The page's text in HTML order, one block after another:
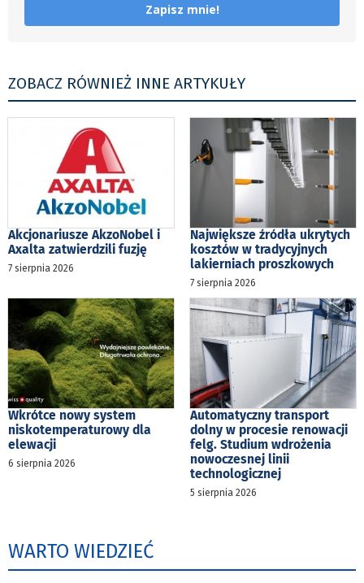
Zapisz mnie!
ZOBACZ RÓWNIEŻ INNE ARTYKUŁY
Akcjonariusze AkzoNobel i
Axalta zatwierdzili fuzję
7 sierpnia 2026
Największe źródła ukrytych
kosztów w tradycyjnych
lakierniach proszkowych
7 sierpnia 2026
Wkrótce nowy system
niskotemperaturowy dla
elewacji
6 sierpnia 2026
Automatyczny transport
dolny w procesie renowacji
felg. Studium wdrożenia
nowoczesnej linii
technologicznej
5 sierpnia 2026
WARTO WIEDZIEĆ